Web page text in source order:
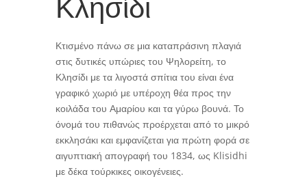
Κτισμένο πάνω σε μια καταπράσινη πλαγιά
στις δυτικές υπώριες του Ψηλορείτη, το
Κλησίδι με τα λιγοστά σπίτια του είναι ένα
γραφικό χωριό με υπέροχη θέα προς την
κοιλάδα του Αμαρίου και τα γύρω βουνά. Το
όνομά του πιθανώς προέρχεται από το μικρό
εκκλησάκι και εμφανίζεται για πρώτη φορά σε
αιγυπτιακή απογραφή του 1834, ως Klisidhi
με δέκα τούρκικες οικογένειες.